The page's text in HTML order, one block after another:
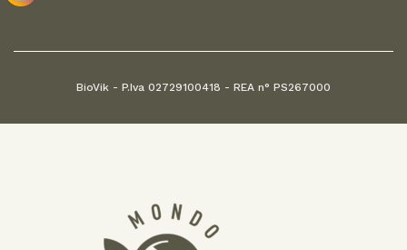
BioVik - P.Iva 02729100418 - REA n° PS267000